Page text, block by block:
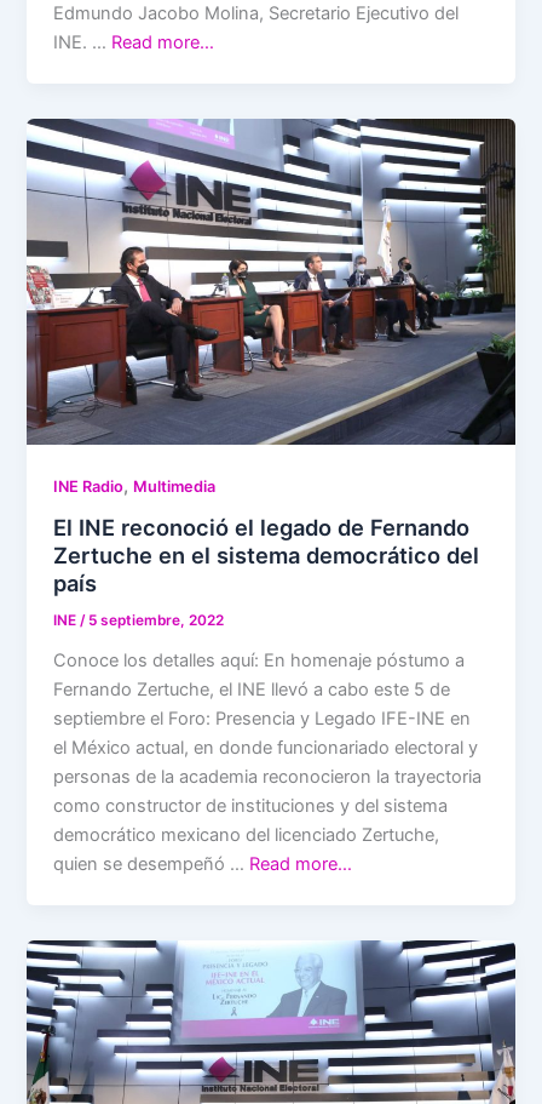
Edmundo Jacobo Molina, Secretario Ejecutivo del
INE. … Read more…
INE Radio, Multimedia
El INE reconoció el legado de Fernando
Zertuche en el sistema democrático del
país
INE/ 5 septiembre, 2022
Conoce los detalles aquí: En homenaje póstumo a
Fernando Zertuche, el INE llevó a cabo este 5 de
septiembre el Foro: Presencia y Legado IFE-INE en
el México actual, en donde funcionariado electoral y
personas de la academia reconocieron la trayectoria
como constructor de instituciones y del sistema
democrático mexicano del licenciado Zertuche,
quien se desempeñó … Read more…